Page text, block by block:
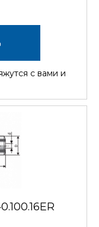
с вами и